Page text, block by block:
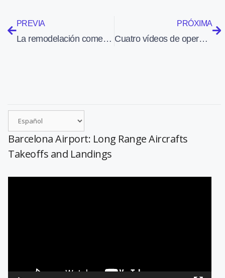
PREVIA
La remodelación comercial de la T4 y T4S de Madrid-Barajas durará 14 meses
PRÓXIMA
Cuatro vídeos de operaciones aéreas en el aeropuerto de Sabadell
Barcelona Airport: Long Range Aircrafts
Takeoffs and Landings